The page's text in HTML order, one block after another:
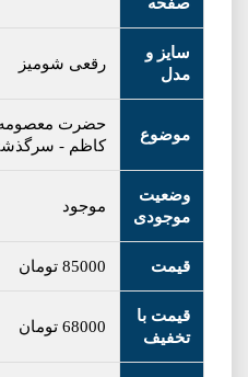
سایز و
مدل
رقعی شومیز
موضوع
حضرت
کاظم -
وضعیت
موجودی
موجود
قیمت 85000 تومان
قیمت با
تخفیف
68000 تومان